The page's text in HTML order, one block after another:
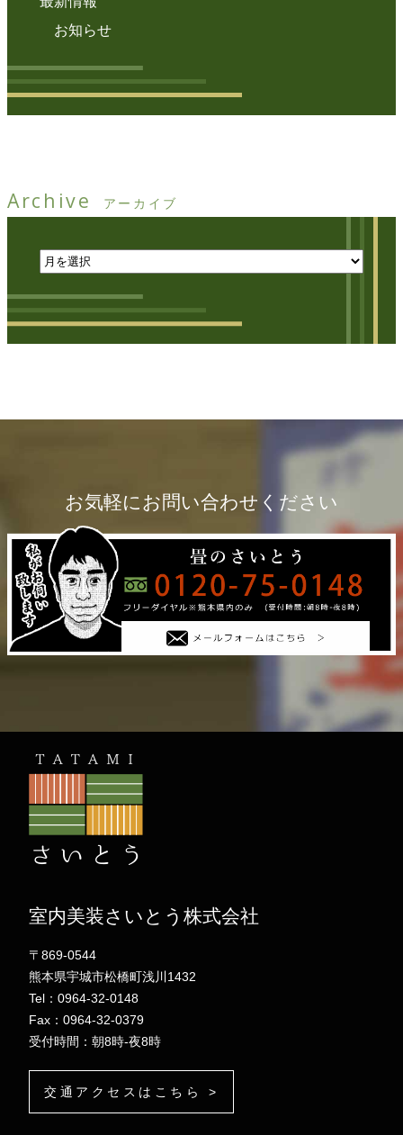
お知らせ
Archive アーカイブ
お気軽にお問い合わせください
室内美装さいとう株式会社
〒869-0544
熊本県宇城市松橋町浅川1432
Tel：0964-32-0148
Fax：0964-32-0379
受付時間：朝8時-夜8時
交通アクセスはこちら >